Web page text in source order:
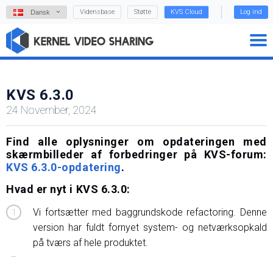
Dansk Vidensbase Støtte KVS Cloud Log ind
KVS 6.3.0
24 November, 2024
Find alle oplysninger om opdateringen med
skærmbilleder af forbedringer på KVS-forum:
KVS 6.3.0-opdatering.
Hvad er nyt i KVS 6.3.0:
Vi fortsætter med baggrundskode refactoring. Denne
version har fuldt fornyet system- og netværksopkald
på tværs af hele produktet.